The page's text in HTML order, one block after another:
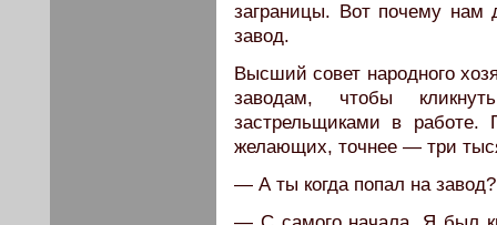
заграницы. Вот почему нам
завод.
Высший совет народного
заводам, чтобы
застрельщиками в работе.
желающих, точнее — три
— А ты когда попал на завод?